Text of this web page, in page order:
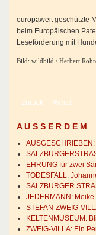
A U S S E R D E M
EHRUNG für zwei
TODESFALL:
SALZBURGER
JEDERMANN:
STEFAN-ZWEIG-
KELTENMUSEUM:
ZWEIG-VILLA: Ein
europaweit geschützte
beim Europäischen
Leseförderung mit
Bild: wildbild / Herbert
Vorheriger Beitrag:
Zurück Nächster
Weiter